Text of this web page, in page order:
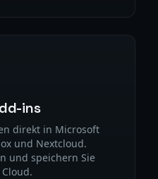
ins
direkt in Microsoft
und Nextcloud.
und speichern Sie